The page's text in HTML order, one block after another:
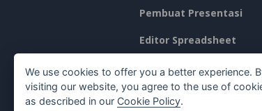
Pembuat Presentasi
Editor Spreadsheet
Harga
We use cookies to offer you a better experience.
visiting our website, you agree to the use of
as described in our Cookie Policy.